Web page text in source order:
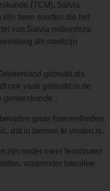
(TCM). Salvia
twee soorten die het
van Salvia miltiorrhiza
als medicijn
gebruikt als
ook vaak gebruikt in de
geneeskunde.
grote hoeveelheden
dat in bessen te vinden is.
zijn onder meer fenolzuren
waaronder luteoline